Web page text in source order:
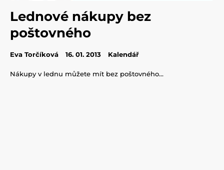
Lednové nákupy bez
poštovného
Eva Torčíková 16. 01. 2013 Kalendář
Nákupy v lednu můžete mít bez poštovného...